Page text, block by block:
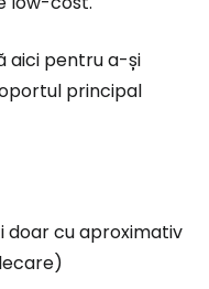
aici pentru a-și
principal
doar cu aproximativ